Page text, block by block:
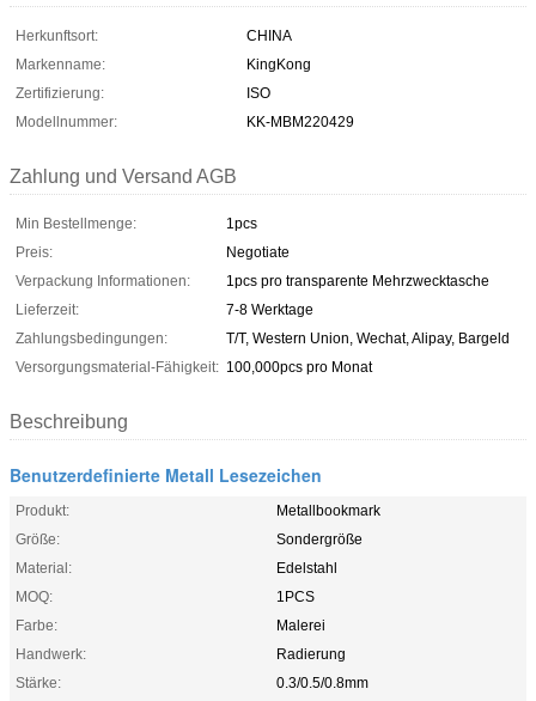
Herkunftsort:
CHINA
Markenname:
KingKong
Zertifizierung:
ISO
Modellnummer:
KK-MBM220429
Zahlung und Versand AGB
Min Bestellmenge:
1pcs
Preis:
Negotiate
Verpackung Informationen:
1pcs pro transparente Mehrzwecktasche
Lieferzeit:
7-8 Werktage
Zahlungsbedingungen:
T/T, Western Union, Wechat, Alipay, Bargeld
Versorgungsmaterial-Fähigkeit: 100,000pcs pro Monat
Beschreibung
Benutzerdefinierte Metall Lesezeichen
Produkt:
Metallbookmark
Größe:
Sondergröße
Material:
Edelstahl
MOQ:
1PCS
Farbe:
Malerei
Handwerk:
Radierung
Stärke:
0.3/0.5/0.8mm